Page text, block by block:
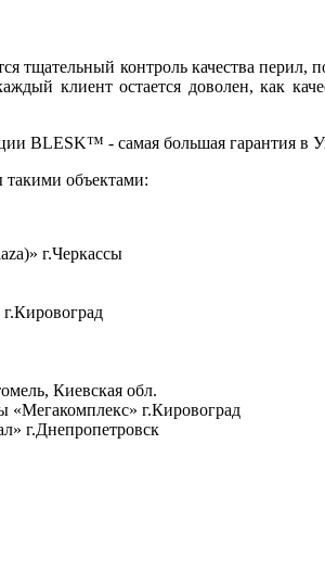
тщательный контроль качества перил,
клиент остается доволен, как
BLESK™ - самая большая гарантия в
такими объектами:
г.Черкассы
Киевская обл.
«Мегакомплекс» г.Кировоград
г.Днепропетровск